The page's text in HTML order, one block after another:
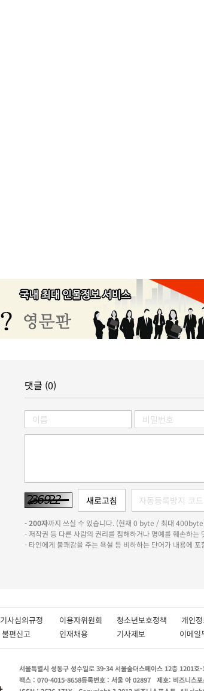
댓글 (0)
-200자까지 쓰실 수 있습니다. (현재 0 byte / 최대
- 저작권 등 다른 사람의 권리를 침해하거나 명예를 훼손하는
- 타인에게 불쾌감을 주는 욕설 등 비하하는 단어가 내용에
기사심의규정 이용자위원회 청소년보호정책 개인
불편신고 인재채용 기사제보 이메일
서울특별시 성동구 성수일로 39-34 서울숲더스페이스 12층 1201호
팩스 : 070-4015-8658등록번호 : 서울 아 02897 제호: 비즈니스